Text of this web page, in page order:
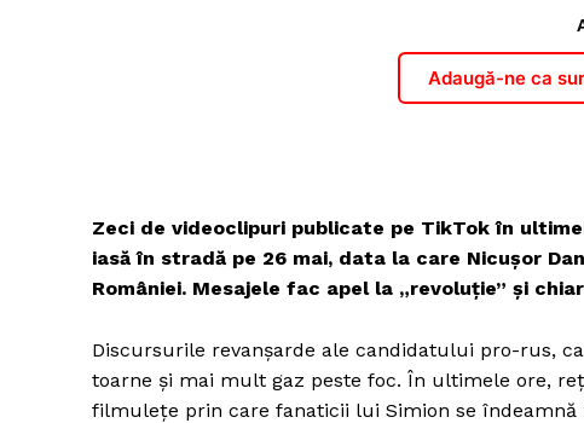
Adaugă-ne ca
Zeci de videoclipuri publicate pe TikTok în
iasă în stradă pe 26 mai, data la care Nicușor
României. Mesajele fac apel la „revoluție” și
Discursurile revanșarde ale candidatului pro-rus,
toarne și mai mult gaz peste foc. În ultimele ore,
filmulețe prin care fanaticii lui Simion se